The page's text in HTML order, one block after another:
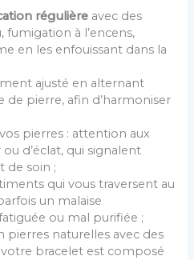
régulière avec des
fumigation à l’encens,
en les enfouissant dans la
ajusté en alternant
de pierre, afin d’harmoniser
pierres : attention aux
d’éclat, qui signalent
de soin ;
qui vous traversent au
un malaise
ou mal purifiée ;
pierres naturelles avec des
bracelet est composé